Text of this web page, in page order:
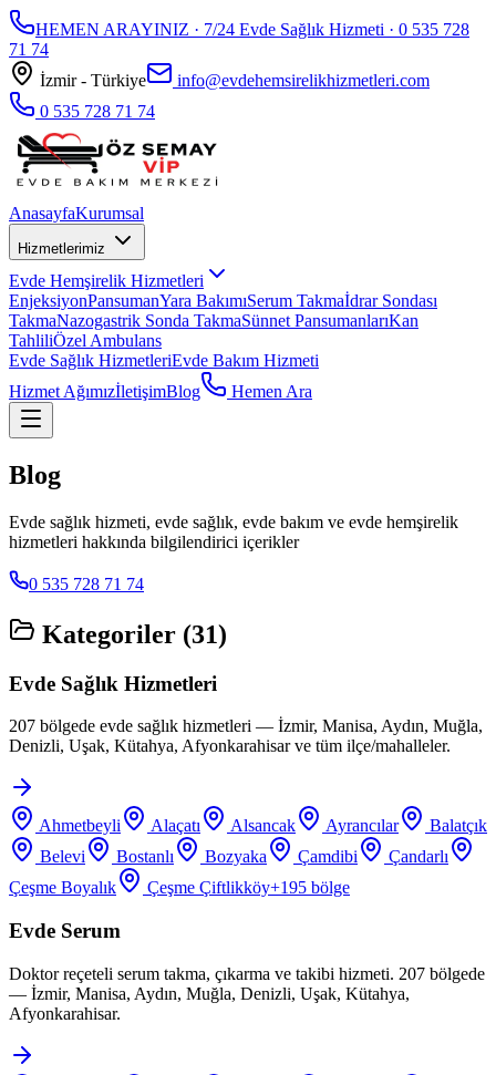
HEMEN ARAYINIZ · 7/24 Evde Sağlık Hizmeti · 0 535 728
71 74
İzmir - Türkiye
info@evdehemsirelikhizmetleri.com
0 535 728 71 74
AnasayfaKurumsal
Hizmetlerimiz
Evde Hemşirelik Hizmetleri
EnjeksiyonPansumanYara BakımıSerum Takmaİdrar Sondası
TakmaNazogastrik Sonda TakmaSünnet PansumanlarıKan
TahliliÖzel Ambulans
Evde Sağlık HizmetleriEvde Bakım Hizmeti
Hizmet AğımızİletişimBlog Hemen Ara
Blog
Evde sağlık hizmeti, evde sağlık, evde bakım ve evde hemşirelik
hizmetleri hakkında bilgilendirici içerikler
0 535 728 71 74
Kategoriler (31)
Evde Sağlık Hizmetleri
207 bölgede evde sağlık hizmetleri — İzmir, Manisa, Aydın, Muğla,
Denizli, Uşak, Kütahya, Afyonkarahisar ve tüm ilçe/mahalleler.
Ahmetbeyli Alaçatı Alsancak Ayrancılar
Balatçık
Belevi
Bostanlı Bozyaka Çamdibi
Çandarlı
Çeşme Boyalık
Çeşme Çiftlikköy+195 bölge
Evde Serum
Doktor reçeteli serum takma, çıkarma ve takibi hizmeti. 207 bölgede
— İzmir, Manisa, Aydın, Muğla, Denizli, Uşak, Kütahya,
Afyonkarahisar.